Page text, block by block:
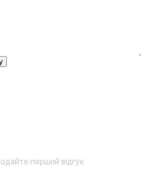
перший відгук